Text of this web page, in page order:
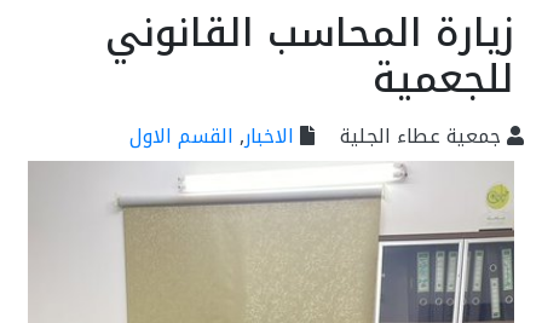
زيارة المحاسب القانوني
للجعمية
جمعية عطاء الجلية الاخبار,القسم الاول